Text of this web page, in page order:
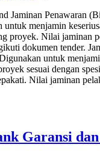
Jaminan Penawaran
untuk menjamin
proyek. Nilai jaminan
dokumen tender.
untuk
sesuai dengan
Nilai jaminan
Garansi